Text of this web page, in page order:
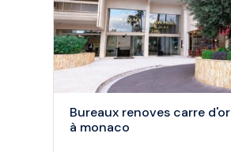
bureaux renoves carre d'or
à monaco